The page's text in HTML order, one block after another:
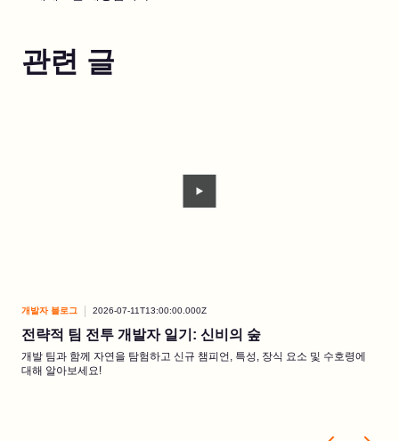
관련 글
개발자 블로그 2026-07-11T13:00:00.000Z
전략적 팀 전투 개발자 일기: 신비의 숲
개발 팀과 함께 자연을 탐험하고 신규 챔피언, 특성, 장식 요소 및 수호령에
대해 알아보세요!